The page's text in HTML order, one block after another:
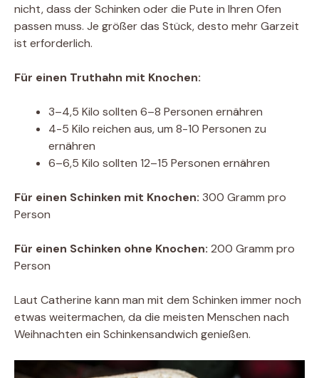
nicht, dass der Schinken oder die Pute in Ihren Ofen
passen muss. Je größer das Stück, desto mehr Garzeit
ist erforderlich.
Für einen Truthahn mit Knochen:
3–4,5 Kilo sollten 6–8 Personen ernähren
4-5 Kilo reichen aus, um 8-10 Personen zu
ernähren
6–6,5 Kilo sollten 12–15 Personen ernähren
Für einen Schinken mit Knochen: 300 Gramm pro
Person
Für einen Schinken ohne Knochen: 200 Gramm pro
Person
Laut Catherine kann man mit dem Schinken immer noch
etwas weitermachen, da die meisten Menschen nach
Weihnachten ein Schinkensandwich genießen.